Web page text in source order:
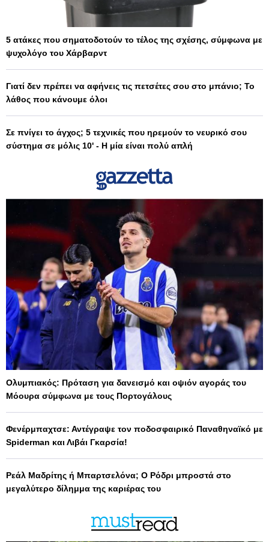
5 ατάκες που σηματοδοτούν το τέλος της σχέσης, σύμφωνα με
ψυχολόγο του Χάρβαρντ
Γιατί δεν πρέπει να αφήνεις τις πετσέτες σου στο μπάνιο; Το
λάθος που κάνουμε όλοι
Σε πνίγει το άγχος; 5 τεχνικές που ηρεμούν το νευρικό σου
σύστημα σε μόλις 10' - Η μία είναι πολύ απλή
Ολυμπιακός: Πρόταση για δανεισμό και οψιόν αγοράς του
Μόουρα σύμφωνα με τους Πορτογάλους
Φενέρμπαχτσε: Αντέγραψε τον ποδοσφαιρικό Παναθηναϊκό με
Spiderman και Λιβάι Γκαρσία!
Ρεάλ Μαδρίτης ή Μπαρτσελόνα; Ο Ρόδρι μπροστά στο
μεγαλύτερο δίλημμα της καριέρας του